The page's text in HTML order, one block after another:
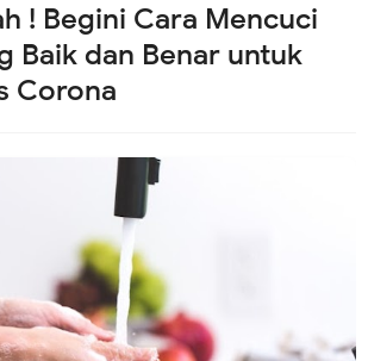
! Begini Cara Mencuci
Baik dan Benar untuk
Corona